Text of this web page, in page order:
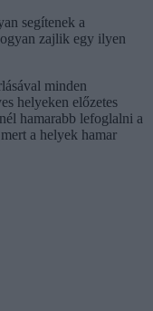
segítenek a
zajlik egy ilyen
minden
helyeken előzetes
hamarabb lefoglalni a
a helyek hamar